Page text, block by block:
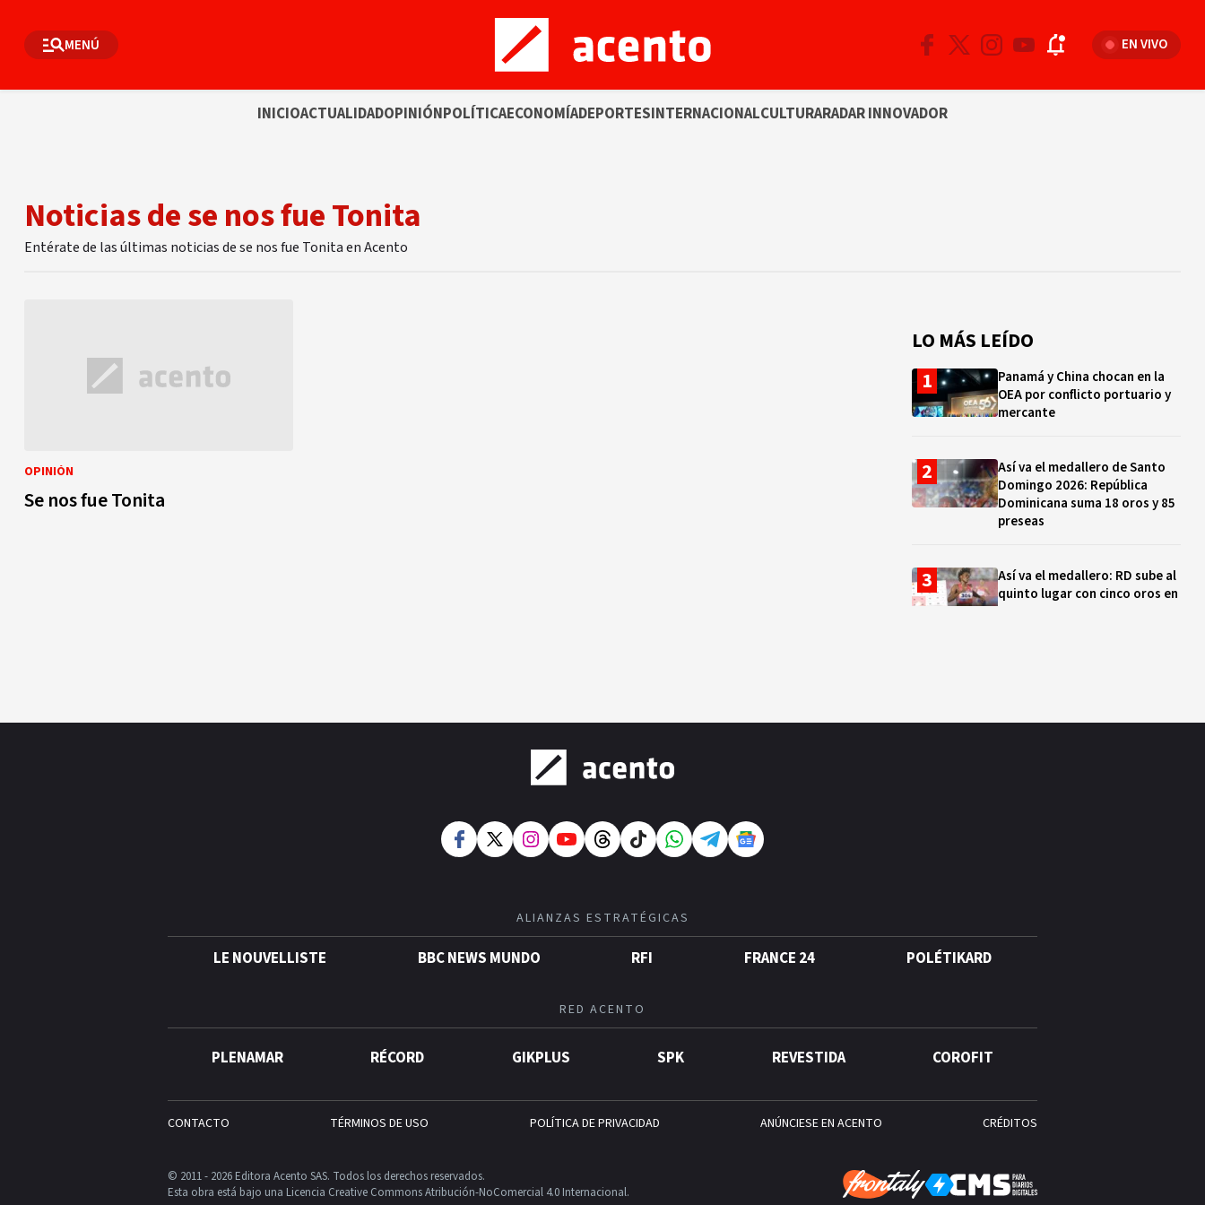
MENÚ EN VIVO
INICIOACTUALIDADOPINIÓNPOLÍTICAECONOMÍADEPORTESINTERNACIONALCULTURARADAR INNOVADOR
Noticias de se nos fue Tonita
Entérate de las últimas noticias de se nos fue Tonita en Acento
OPINIÓN
Se nos fue Tonita
LO MÁS LEÍDO
Panamá y China chocan en la
OEA por conflicto portuario y
mercante
Así va el medallero de Santo
Domingo 2026: República
Dominicana suma 18 oros y 85
preseas
Así va el medallero: RD sube al
quinto lugar con cinco oros en
operaciones por RD$16,600
comercio moderno en
mundo? Efemérides del 6 de
ALIANZAS ESTRATÉGICAS
LE NOUVELLISTE BBC NEWS MUNDO RFI FRANCE 24 POLÉTIKARD
RED ACENTO
PLENAMAR RÉCORD GIKPLUS SPK REVESTIDA COROFIT
CONTACTO TÉRMINOS DE USO POLÍTICA DE PRIVACIDAD ANÚNCIESE EN ACENTO CRÉDITOS
© 2011 - 2026 Editora Acento SAS. Todos los derechos reservados.
Esta obra está bajo una Licencia Creative Commons Atribución-NoComercial 4.0 Internacional.